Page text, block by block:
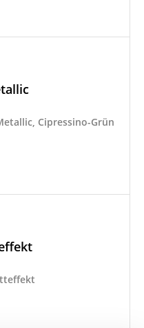
Cipressino-Grün